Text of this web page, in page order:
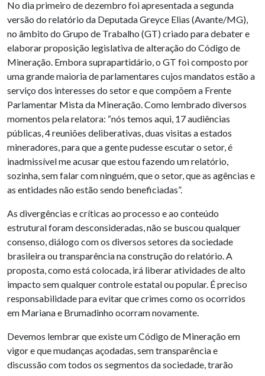
No dia primeiro de dezembro foi apresentada a segunda
versão do relatório da Deputada Greyce Elias (Avante/MG),
no âmbito do Grupo de Trabalho (GT) criado para debater e
elaborar proposição legislativa de alteração do Código de
Mineração. Embora suprapartidário, o GT foi composto por
uma grande maioria de parlamentares cujos mandatos estão a
serviço dos interesses do setor e que compõem a Frente
Parlamentar Mista da Mineração. Como lembrado diversos
momentos pela relatora: “nós temos aqui, 17 audiências
públicas, 4 reuniões deliberativas, duas visitas a estados
mineradores, para que a gente pudesse escutar o setor, é
inadmissível me acusar que estou fazendo um relatório,
sozinha, sem falar com ninguém, que o setor, que as agências e
as entidades não estão sendo beneficiadas”.
As divergências e críticas ao processo e ao conteúdo
estrutural foram desconsideradas, não se buscou qualquer
consenso, diálogo com os diversos setores da sociedade
brasileira ou transparência na construção do relatório. A
proposta, como está colocada, irá liberar atividades de alto
impacto sem qualquer controle estatal ou popular. É preciso
responsabilidade para evitar que crimes como os ocorridos
em Mariana e Brumadinho ocorram novamente.
Devemos lembrar que existe um Código de Mineração em
vigor e que mudanças açodadas, sem transparência e
discussão com todos os segmentos da sociedade, trarão